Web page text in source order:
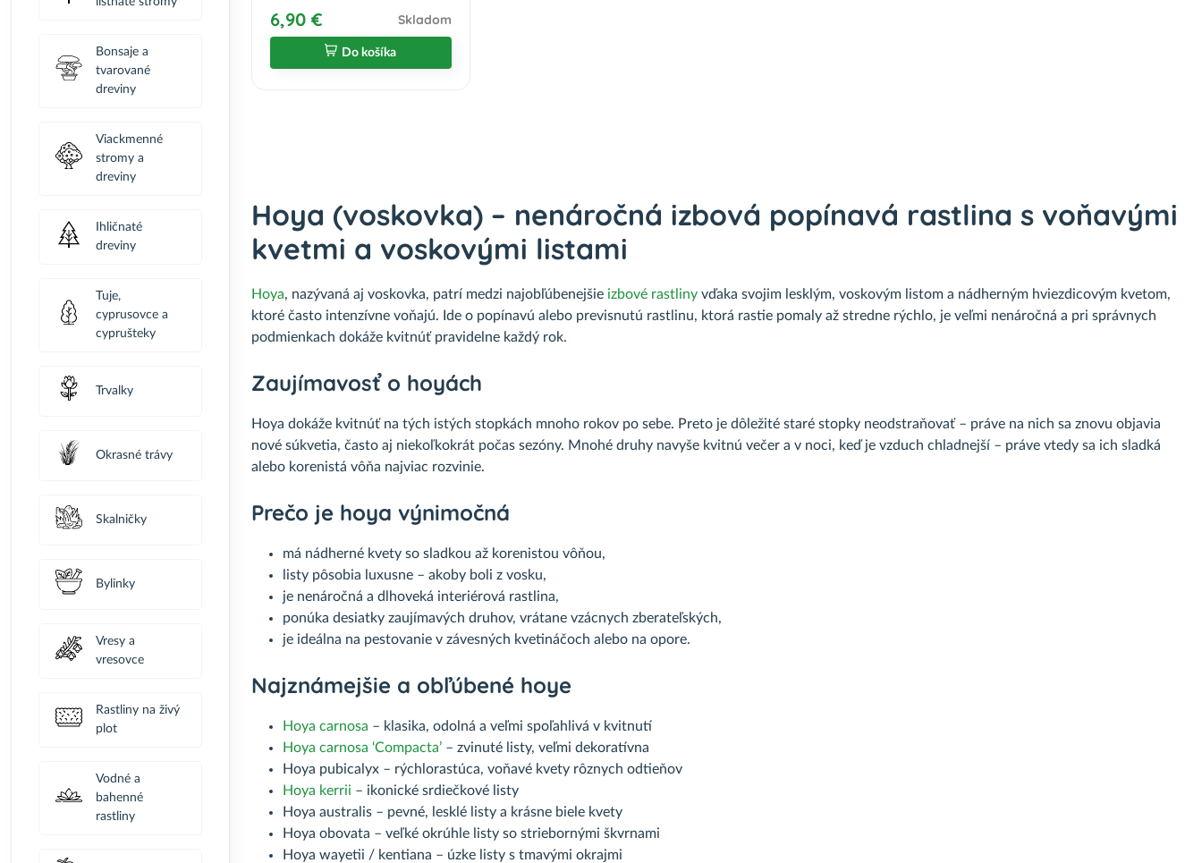
Bonsaje a
tvarované
dreviny
Viackmenné
stromy a
dreviny
Ihličnaté
dreviny
Tuje,
cyprusovce a
cyprušteky
Trvalky
Okrasné trávy
Skalničky
Bylinky
Vresy a
vresovce
Rastliny na živý
plot
Vodné a
bahenné
rastliny
6,90 € Skladom
Do košíka
Hoya (voskovka) – nenáročná izbová popínavá rastlina s voňavými
kvetmi a voskovými listami
Hoya, nazývaná aj voskovka, patrí medzi najobľúbenejšie izbové rastlinyvďaka svojim lesklým, voskovým listom a nádherným hviezdicovým kvetom,
ktoré často intenzívne voňajú. Ide o popínavú alebo previsnutú rastlinu, ktorá rastie pomaly až stredne rýchlo, je veľmi nenáročná a pri správnych
podmienkach dokáže kvitnúť pravidelne každý rok.
Zaujímavosť o hoyách
Hoya dokáže kvitnúť na tých istých stopkách mnoho rokov po sebe. Preto je dôležité staré stopky neodstraňovať – práve na nich sa znovu objavia
nové súkvetia, často aj niekoľkokrát počas sezóny. Mnohé druhy navyše kvitnú večer a v noci, keď je vzduch chladnejší – práve vtedy sa ich sladká
alebo korenistá vôňa najviac rozvinie.
Prečo je hoya výnimočná
má nádherné kvety so sladkou až korenistou vôňou,
listy pôsobia luxusne – akoby boli z vosku,
je nenáročná a dlhoveká interiérová rastlina,
ponúka desiatky zaujímavých druhov, vrátane vzácnych zberateľských,
je ideálna na pestovanie v závesných kvetináčoch alebo na opore.
Najznámejšie a obľúbené hoye
Hoya carnosa – klasika, odolná a veľmi spoľahlivá v kvitnutí
Hoya carnosa ‘Compacta’– zvinuté listy, veľmi dekoratívna
Hoya pubicalyx – rýchlorastúca, voňavé kvety rôznych odtieňov
Hoya kerrii – ikonické srdiečkové listy
Hoya australis – pevné, lesklé listy a krásne biele kvety
Hoya obovata – veľké okrúhle listy so striebornými škvrnami
Hoya wayetii / kentiana – úzke listy s tmavými okrajmi